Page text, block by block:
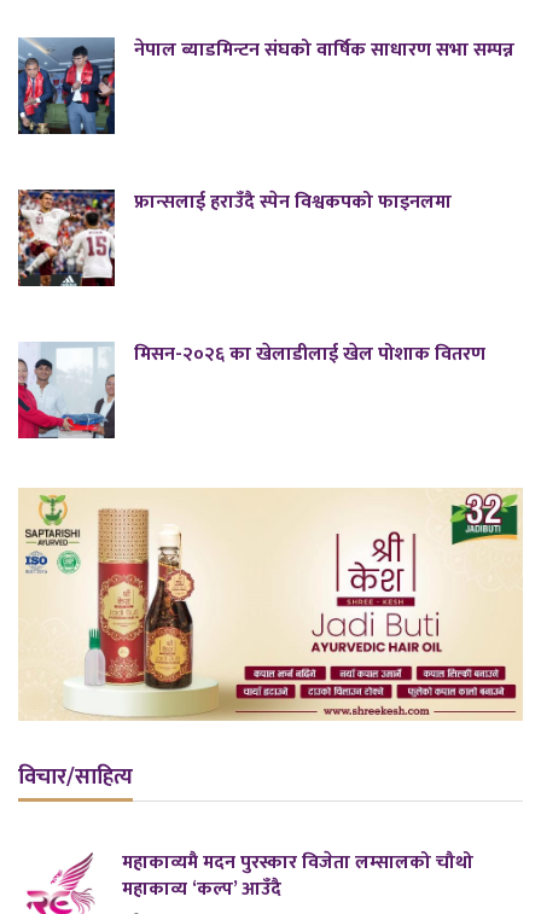
नेपाल ब्याडमिन्टन संघको वार्षिक साधारण सभा सम्पन्न
फ्रान्सलाई हराउँदै स्पेन विश्वकपको फाइनलमा
मिसन-२०२६ का खेलाडीलाई खेल पोशाक वितरण
विचार/साहित्य
महाकाव्यमै मदन पुरस्कार विजेता लम्सालको चौथो
महाकाव्य ‘कल्प’ आउँदै